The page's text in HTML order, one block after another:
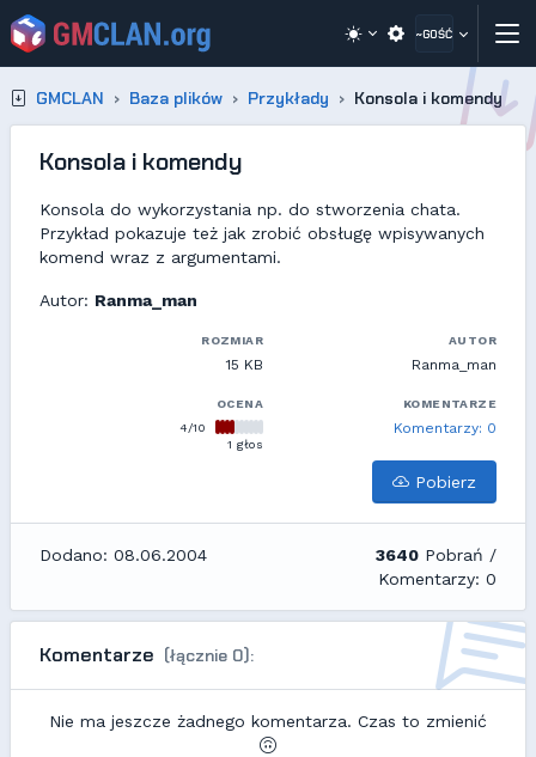
~GOŚĆ
GMCLAN Baza plików Przykłady Konsola i komendy
Konsola i komendy
Konsola do wykorzystania np. do stworzenia chata.
Przykład pokazuje też jak zrobić obsługę wpisywanych
komend wraz z argumentami.
Autor: Ranma_man
ROZMIAR
15 KB
AUTOR
Ranma_man
OCENA
4/10
1 głos
KOMENTARZE
Komentarzy: 0
Pobierz
Dodano: 08.06.2004 3640 Pobrań /
Komentarzy: 0
Komentarze (łącznie 0):
Nie ma jeszcze żadnego komentarza. Czas to zmienić